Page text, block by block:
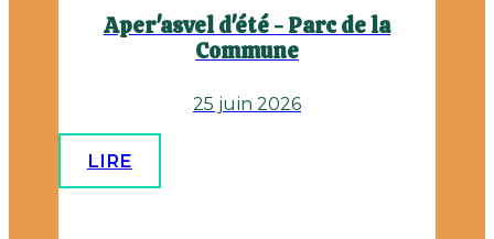
Aper'asvel d'été - Parc de la
Commune
25 juin 2026
LIRE